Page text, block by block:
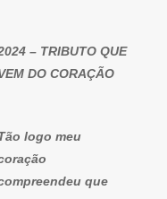
– TRIBUTO QUE
DO CORAÇÃO
logo meu
que